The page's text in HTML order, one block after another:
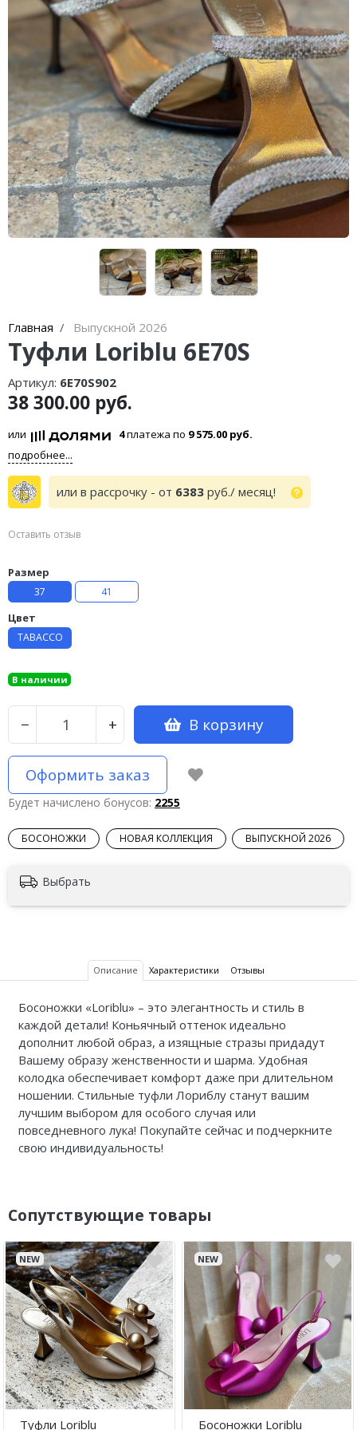
Главная Выпускной 2026
Туфли Loriblu 6E70S
Артикул: 6E70S902
38 300.00 руб.
или 4платежа по 9 575.00 руб.
подробнее...
или в рассрочку - от 6383 руб./ месяц!
Оставить отзыв
Размер
37 41
Цвет
TABACCO
В наличии
− + В корзину
Оформить заказ
Будет начислено бонусов: 2255
БОСОНОЖКИ НОВАЯ КОЛЛЕКЦИЯ ВЫПУСКНОЙ 2026
Выбрать
Описание Характеристики Отзывы
Босоножки «Loriblu» – это элегантность и стиль в
каждой детали! Коньячный оттенок идеально
дополнит любой образ, а изящные стразы придадут
Вашему образу женственности и шарма. Удобная
колодка обеспечивает комфорт даже при длительном
ношении. Стильные туфли Лориблу станут вашим
лучшим выбором для особого случая или
повседневного лука! Покупайте сейчас и подчеркните
свою индивидуальность!
Сопутствующие товары
NEW
Туфли Loriblu
NEW
Босоножки Loriblu
Полусапоги
Сапоги
Ботфорты
Женская обувь со скидкой
Казаки
Сандалии